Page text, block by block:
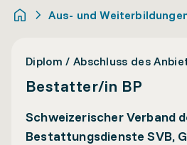
Aus- und
Diplom / Abschluss des
Bestatter/in BP
Schweizerischer Verband
Bestattungsdienste SVB,